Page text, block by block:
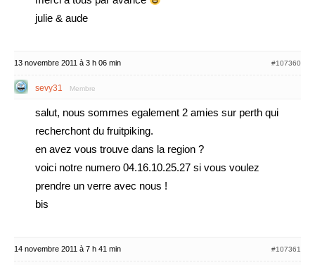
julie & aude
13 novembre 2011 à 3 h 06 min #107360
sevy31 Membre
salut, nous sommes egalement 2 amies sur perth qui
recherchont du fruitpiking.
en avez vous trouve dans la region ?
voici notre numero 04.16.10.25.27 si vous voulez
prendre un verre avec nous !
bis
14 novembre 2011 à 7 h 41 min #107361